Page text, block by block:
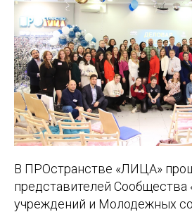
В ПРОстранстве «ЛИЦА»
представителей
учреждений и Молодежных